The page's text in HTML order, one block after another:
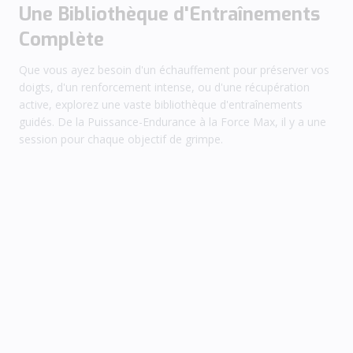
Une Bibliothèque d'Entraînements
Complète
Que vous ayez besoin d'un échauffement pour préserver vos
doigts, d'un renforcement intense, ou d'une récupération
active, explorez une vaste bibliothèque d'entraînements
guidés. De la Puissance-Endurance à la Force Max, il y a une
session pour chaque objectif de grimpe.